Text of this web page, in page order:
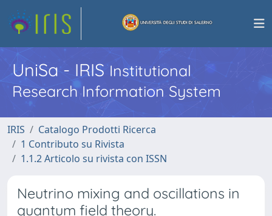
UniSa - IRISInstitutional
Research Information System
IRIS
Catalogo Prodotti Ricerca
1 Contributo su Rivista
1.1.2 Articolo su rivista con ISSN
Neutrino mixing and oscillations in
quantum field theory.